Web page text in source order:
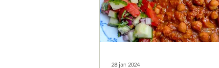
Herfst pornstar martini
28 jan 2024